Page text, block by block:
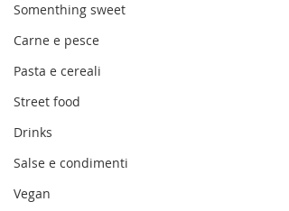
Somenthing sweet
Carne e pesce
Pasta e cereali
Street food
Drinks
Salse e condimenti
Vegan